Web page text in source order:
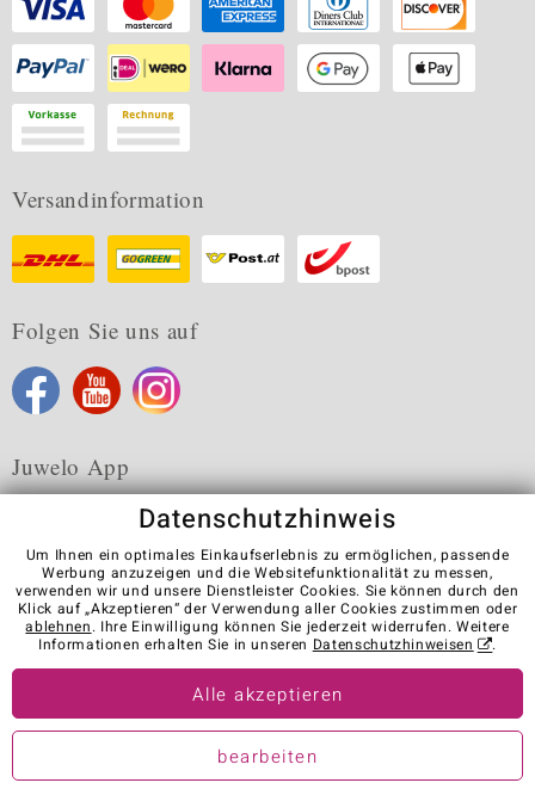
Versandinformation
Folgen Sie uns auf
Juwelo App
Karriere AGB Datenschutz Cookies
Impressum
Kontakt
Vertrag widerrufen
Visit our stores in other countries:
© Juwelo Deutschland GmbH (ein Tochterunternehmen der elumeo
SE)
Datenschutzhinweis
Um Ihnen ein optimales Einkaufserlebnis zu ermöglichen, passende
Werbung anzuzeigen und die Websitefunktionalität zu messen,
verwenden wir und unsere Dienstleister Cookies. Sie können durch den
Klick auf „Akzeptieren“ der Verwendung aller Cookies zustimmen oder
ablehnen. Ihre Einwilligung können Sie jederzeit widerrufen. Weitere
Informationen erhalten Sie in unseren Datenschutzhinweisen .
Alle akzeptieren
bearbeiten